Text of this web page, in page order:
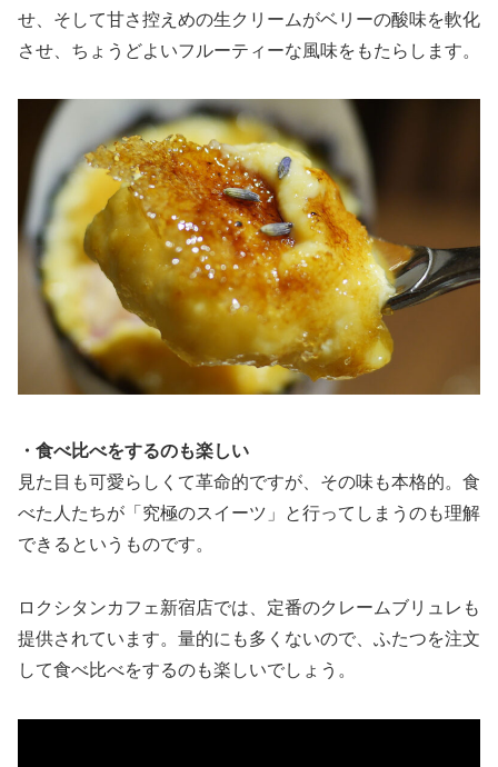
せ、そして甘さ控えめの生クリームがベリーの酸味を軟化
させ、ちょうどよいフルーティーな風味をもたらします。
・食べ比べをするのも楽しい
見た目も可愛らしくて革命的ですが、その味も本格的。食
べた人たちが「究極のスイーツ」と行ってしまうのも理解
できるというものです。
ロクシタンカフェ新宿店では、定番のクレームブリュレも
提供されています。量的にも多くないので、ふたつを注文
して食べ比べをするのも楽しいでしょう。